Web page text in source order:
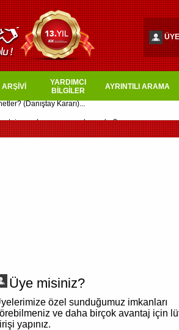
YARDIMCI
BİLGİLER
AYRINTILI ARAMA
Üye misiniz?
özel sunduğumuz imkanları
ve daha birçok avantaj için
yapınız.